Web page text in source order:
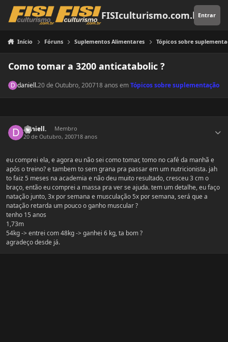
Pular para o conteúdo
FISIculturismo.com.brEntrar
Início Fóruns Suplementos Alimentares Tópicos sobre
Como tomar a 3200 anticatabolic ?
daniell.20 de Outubro, 200718 anos emTópicos sobre suplementação
daniell.
Membro
20 de Outubro, 200718 anos
eu comprei ela, e agora eu não sei como tomar, tomo no café da manhã e
após o treino? e tambem to sem grana pra passar em um nutricionista. jah
to faiz 5 meses na academia e não deu muito resultado, cresceu 3 cm o
braço, então eu comprei a massa pra ver se ajuda. tem um detalhe, eu faço
natação junto, 3x por semana e musculação 5x por semana, será que a
natação retarda um pouco o ganho muscular ?
tenho 15 anos
1,73m
54kg -> entrei com 48kg -> ganhei 6 kg, ta bom ?
agradeço desde já.